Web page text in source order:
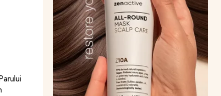
NATURE SPELL
Balsam Reparator pentru Păr Bond Repair
Conditioner Travel Size